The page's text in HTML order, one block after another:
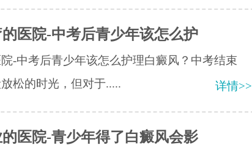
医院-中考后青少年该怎么护
-中考后青少年该怎么护理白癜风？中考结束
松的时光，但对于.....
详情>>
医院-青少年得了白癜风会影